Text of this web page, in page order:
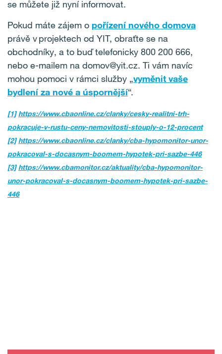
se můžete již nyní informovat.
Pokud máte zájem o pořízení nového domova
právě v projektech od YIT, obraťte se na
obchodníky, a to buď telefonicky 800 200 666,
nebo e-mailem na domov@yit.cz. Ti vám navíc
mohou pomoci v rámci služby „vyměnit vaše
bydlení za nové a úspornější“.
[1] https://www.cbaonline.cz/clanky/cesky-realitni-trh-
pokracuje-v-rustu-ceny-nemovitosti-stouply-o-12-procent
[2] https://www.cbaonline.cz/clanky/cba-hypomonitor-unor-
pokracoval-s-docasnym-boomem-hypotek-pri-sazbe-446
[3] https://www.cbamonitor.cz/aktuality/cba-hypomonitor-
unor-pokracoval-s-docasnym-boomem-hypotek-pri-sazbe-
446